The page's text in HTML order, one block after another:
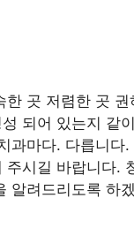
곳 저렴한 곳
되어 있는지 같
과마다. 다릅니다
시길 바랍니다.
알려드리도록 하